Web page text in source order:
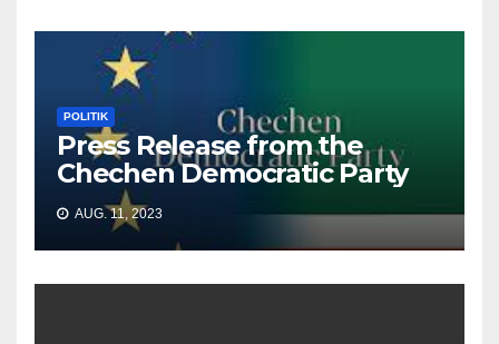
POLITIK
Press Release from the
Chechen Democratic Party
AUG. 11, 2023